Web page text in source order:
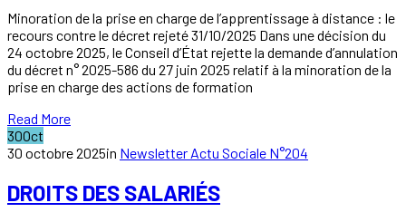
Minoration de la prise en charge de l’apprentissage à distance : le
recours contre le décret rejeté 31/10/2025 Dans une décision du
24 octobre 2025, le Conseil d’État rejette la demande d’annulation
du décret n° 2025-586 du 27 juin 2025 relatif à la minoration de la
prise en charge des actions de formation
Read More
30Oct
30 octobre 2025in Newsletter Actu Sociale N°204
DROITS DES SALARIÉS